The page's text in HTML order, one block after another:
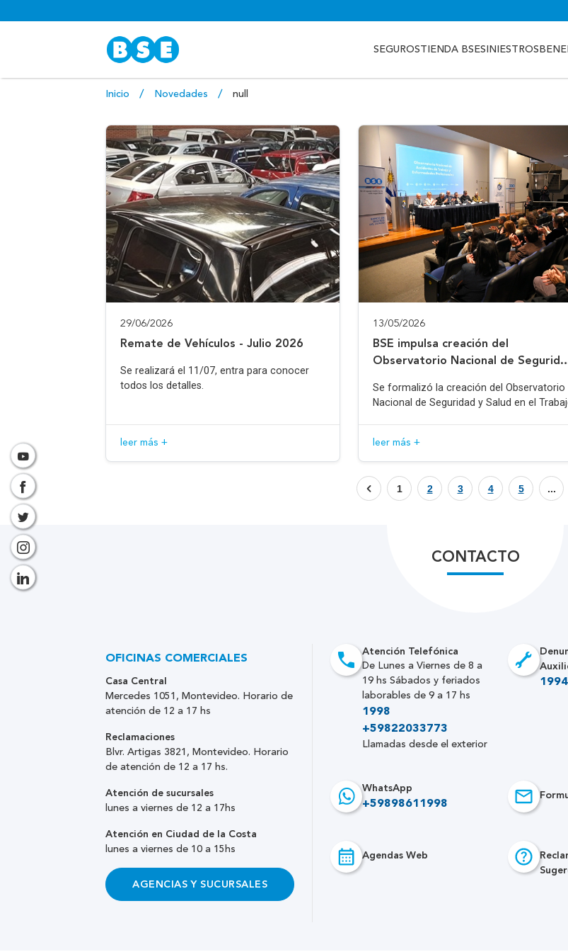
SEGUROSTIENDA BSESINIESTROS
Inicio Novedades null
29/06/2026
Remate de Vehículos - Julio 2026
Se realizará el 11/07, entra para conocer
todos los detalles.
leer más +
13/05/2026
BSE impulsa creación del
Observatorio Nacional de
Se formalizó la creación del Observatorio
Nacional de Seguridad y Salud en el
leer más +
1 2 3 4 5 ...
CONTACTO
Atención Telefónica
De Lunes a Viernes de 8 a
19 hs Sábados y feriados
laborables de 9 a 17 hs
1998
+59822033773
Llamadas desde el exterior
1994
WhatsApp
+59898611998
Agendas Web
OFICINAS COMERCIALES
Casa Central
Mercedes 1051, Montevideo. Horario de
atención de 12 a 17 hs
Reclamaciones
Blvr. Artigas 3821, Montevideo. Horario
de atención de 12 a 17 hs.
Atención de sucursales
lunes a viernes de 12 a 17hs
Atención en Ciudad de la Costa
lunes a viernes de 10 a 15hs
AGENCIAS Y SUCURSALES